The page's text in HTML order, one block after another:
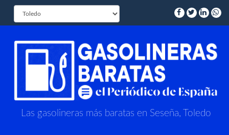
Las gasolineras más baratas en Seseña, Toledo